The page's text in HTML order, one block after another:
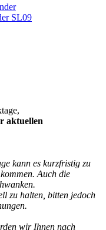
aktuellen
kann es kurzfristig zu
Auch die
zu halten, bitten jedoch
wir Ihnen nach